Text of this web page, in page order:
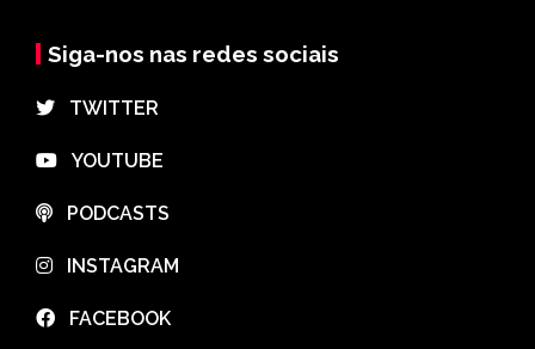
Siga-nos nas redes sociais
⠀TWITTER
⠀YOUTUBE
⠀PODCASTS
⠀INSTAGRAM
⠀FACEBOOK